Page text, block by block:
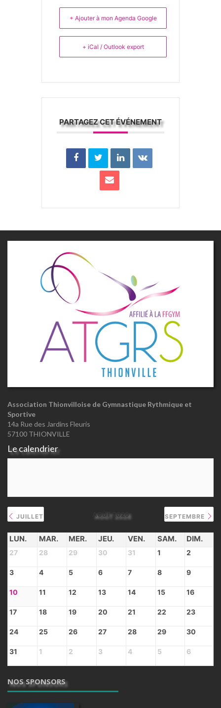
+ Ajouter à mon Agenda Google
+ iCal / Outlook export
PARTAGEZ CET ÉVÉNEMENT
Association Thionvilloise de Gymnastique Rythmique et
Sportive
14a Rue des Jardins Fleuris
57100 THIONVILLE
Le calendrier
JUILLET AOÛT 2026 SEPTEMBRE
LUN. MAR. MER. JEU. VEN. SAM. DIM.
27 28 29 30 31 1 2
3 4 5 6 7 8 9
10 11 12 13 14 15 16
17 18 19 20 21 22 23
24 25 26 27 28 29 30
31 1 2 3 4 5 6
NOS SPONSORS